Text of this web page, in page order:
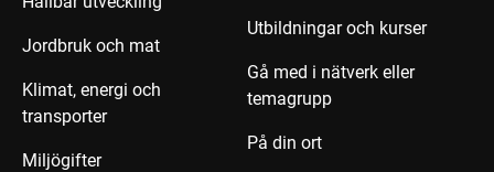
Jordbruk och mat
Klimat, energi och
transporter
Miljögifter
Utbildningar och kurser
Gå med i nätverk eller
temagrupp
På din ort